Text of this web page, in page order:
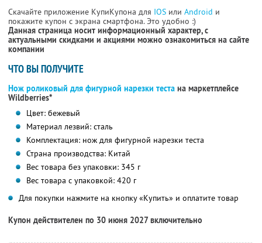
Скачайте приложение КупиКупона для IOS или Android и
покажите купон с экрана смартфона. Это удобно :)
Данная страница носит информационный характер, с
актуальными скидками и акциями можно ознакомиться на сайте
компании
ЧТО ВЫ ПОЛУЧИТЕ
Нож роликовый для фигурной нарезки теста на маркетплейсе
Wildberries*
Цвет: бежевый
Материал лезвий: сталь
Комплектация: нож для фигурной нарезки теста
Страна производства: Китай
Вес товара без упаковки: 345 г
Вес товара с упаковкой: 420 г
Для покупки нажмите на кнопку «Купить» и оплатите товар
Купон действителен по 30 июня 2027 включительно